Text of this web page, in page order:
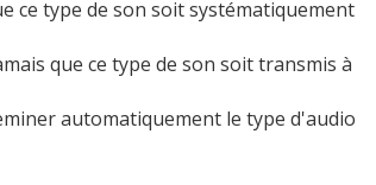
ce type de son soit systématiquement
que ce type de son soit transmis à
automatiquement le type d'audio